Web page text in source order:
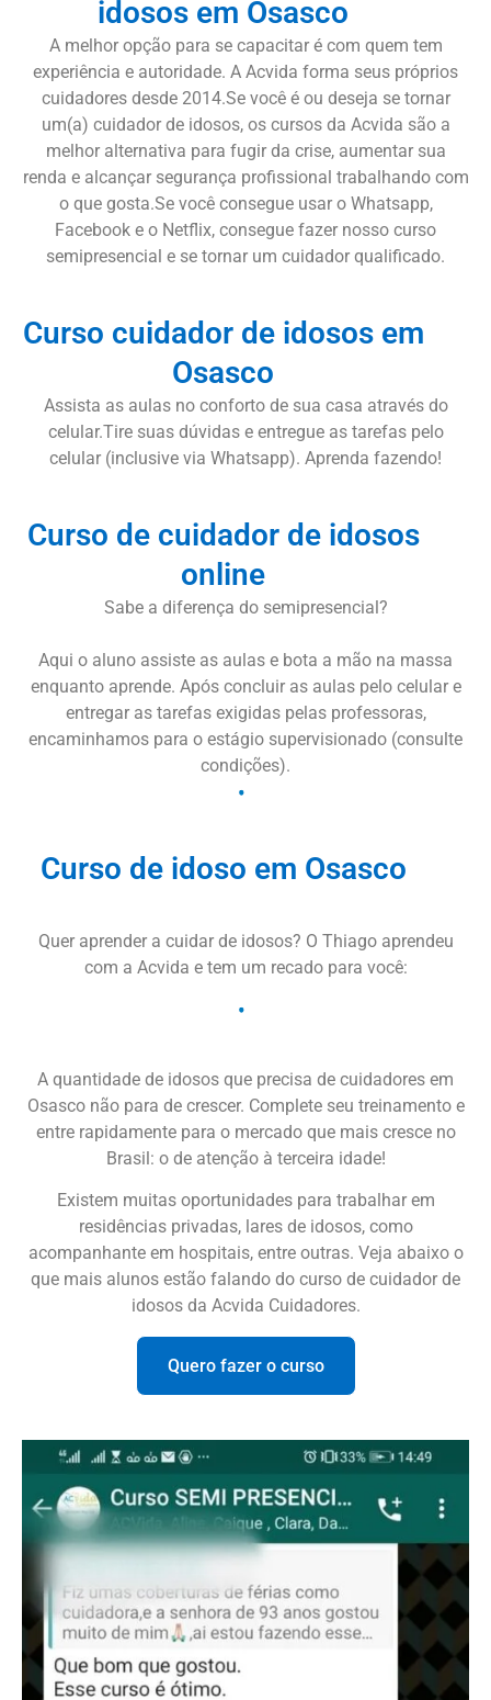
idosos em Osasco
A melhor opção para se capacitar é com quem tem
experiência e autoridade. A Acvida forma seus próprios
cuidadores desde 2014.Se você é ou deseja se tornar
um(a) cuidador de idosos, os cursos da Acvida são a
melhor alternativa para fugir da crise, aumentar sua
renda e alcançar segurança profissional trabalhando com
o que gosta.Se você consegue usar o Whatsapp,
Facebook e o Netflix, consegue fazer nosso curso
semipresencial e se tornar um cuidador qualificado.
Curso cuidador de idosos em
Osasco
Assista as aulas no conforto de sua casa através do
celular.Tire suas dúvidas e entregue as tarefas pelo
celular (inclusive via Whatsapp). Aprenda fazendo!
Curso de cuidador de idosos
online
Sabe a diferença do semipresencial?
Aqui o aluno assiste as aulas e bota a mão na massa
enquanto aprende. Após concluir as aulas pelo celular e
entregar as tarefas exigidas pelas professoras,
encaminhamos para o estágio supervisionado (consulte
condições).
Curso de idoso em Osasco
Quer aprender a cuidar de idosos? O Thiago aprendeu
com a Acvida e tem um recado para você:
A quantidade de idosos que precisa de cuidadores em
Osasco não para de crescer. Complete seu treinamento e
entre rapidamente para o mercado que mais cresce no
Brasil: o de atenção à terceira idade!
Existem muitas oportunidades para trabalhar em
residências privadas, lares de idosos, como
acompanhante em hospitais, entre outras. Veja abaixo o
que mais alunos estão falando do curso de cuidador de
idosos da Acvida Cuidadores.
Quero fazer o curso